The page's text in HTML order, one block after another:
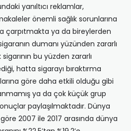
yanıltıcı reklamlar,
önemli sağlık sorunlarına
çarpıtmakta ya da bireylerden
dumanı yüzünden zararlı
bu yüzden zararlı
hatta sigarayı bıraktırma
göre daha etkili olduğu gibi
ya da çok küçük grup
paylaşılmaktadır. Dünya
2007 ile 2017 arasında dünya